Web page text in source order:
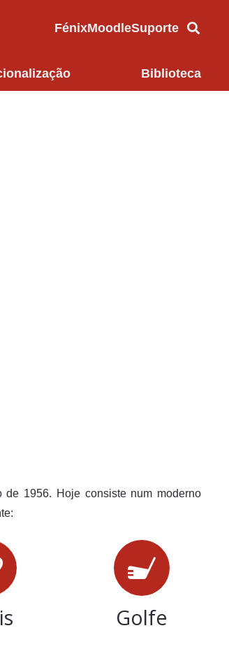
FénixMoodleSuporte
Biblioteca
1956. Hoje consiste num moderno
Golfe